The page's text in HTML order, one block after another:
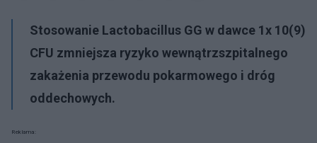
Stosowanie Lactobacillus GG w dawce 1x 10(9)
CFU zmniejsza ryzyko wewnątrzszpitalnego
zakażenia przewodu pokarmowego i dróg
oddechowych.
Reklama: